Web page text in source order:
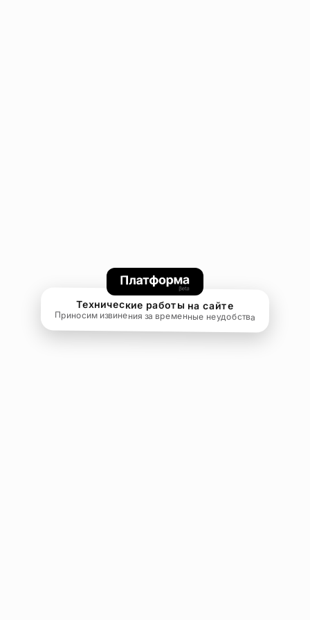
Технические работы на сайте
Приносим извинения за временные неудобства